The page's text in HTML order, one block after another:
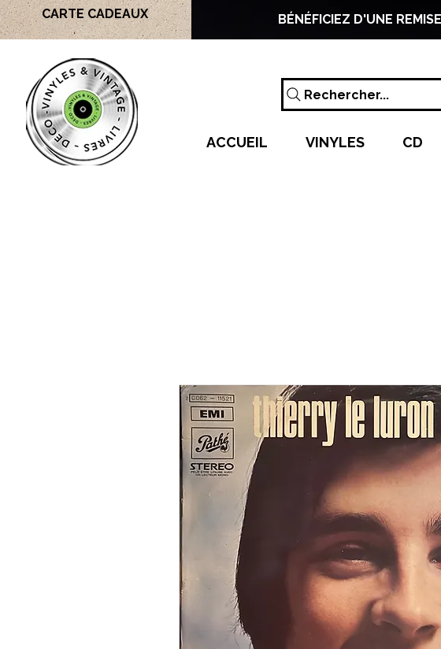
CARTE CADEAUX BÉNÉFICIEZ D'UNE
Rechercher...
ACCUEIL VINYLES CD